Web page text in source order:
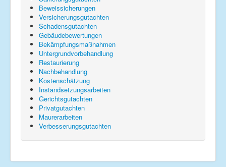
Beweissicherungen
Versicherungsgutachten
Schadensgutachten
Gebäudebewertungen
Bekämpfungsmaßnahmen
Untergrundvorbehandlung
Restaurierung
Nachbehandlung
Kostenschätzung
Instandsetzungsarbeiten
Gerichtsgutachten
Privatgutachten
Maurerarbeiten
Verbesserungsgutachten